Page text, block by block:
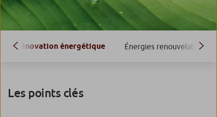
Rénovation énergétique Énergies renouvelables
Les points clés